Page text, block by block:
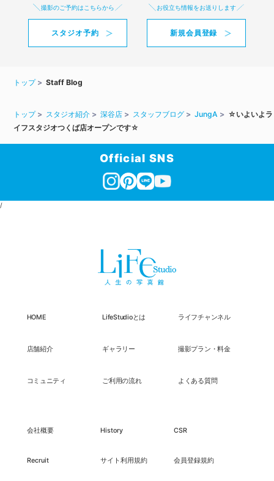
撮影のご予約はこちらから
スタジオ予約
お役立ち情報をお送りします
新規会員登録
トップ Staff Blog
トップ スタジオ紹介 深谷店 スタッフブログ JungA
☆いよいよラ
イフスタジオつくば店オープンです☆
Official SNS
/
HOME LifeStudioとは ライフチャンネル
店舗紹介 ギャラリー 撮影プラン・料金
コミュニティ ご利用の流れ よくある質問
会社概要 History CSR
Recruit サイト利用規約 会員登録規約